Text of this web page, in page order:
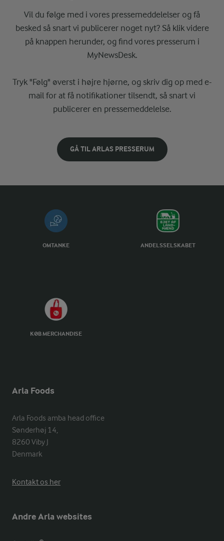
Vil du følge med i vores pressemeddelelser og få
besked så snart vi publicerer noget nyt? Så klik videre
på knappen herunder, og find vores presserum i
MyNewsDesk.
Tryk "Følg" øverst i højre hjørne, og skriv dig op med e-
mail for at få notifikationer tilsendt, så snart vi
publicerer en pressemeddelelse.
GÅ TIL ARLAS PRESSERUM
OMTANKE ANDELSSELSKABET
KØB MERCHANDISE
Arla Foods
Arla Foods amba head office
Sønderhøj 14,
8260 Viby J
Denmark
Kontakt os her
Andre Arla websites